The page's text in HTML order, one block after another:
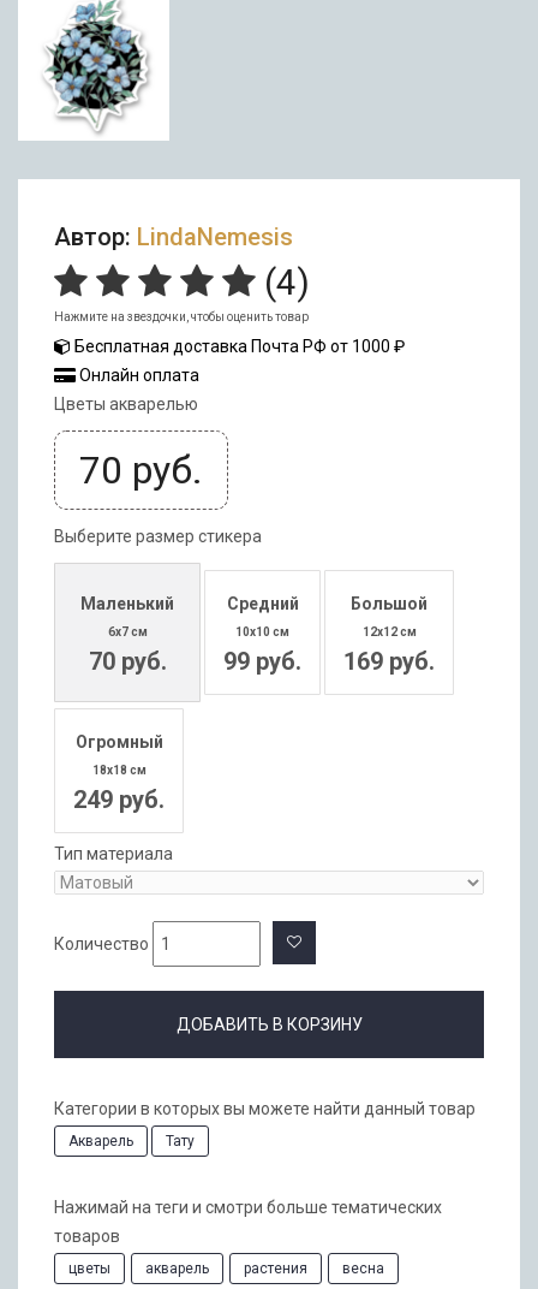
Автор: LindaNemesis
(4)
Нажмите на звездочки, чтобы оценить товар
Бесплатная доставка Почта РФ от 1000 ₽
Онлайн оплата
Цветы акварелью
70 руб.
Выберите размер стикера
Маленький
6x7 см
70 руб.
Средний
10x10 см
99 руб.
Большой
12x12 см
169 руб.
Огромный
18x18 см
249 руб.
Тип материала
Количество
ДОБАВИТЬ В КОРЗИНУ
Категории в которых вы можете найти данный товар
Акварель Тату
Нажимай на теги и смотри больше тематических
товаров
цветы акварель растения весна